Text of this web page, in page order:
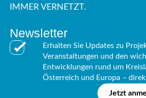
IMMER VERNETZT.
Newsletter
Erhalten Sie Updates zu
Veranstaltungen und den
Entwicklungen rund um
Österreich und Europa –
Jetzt